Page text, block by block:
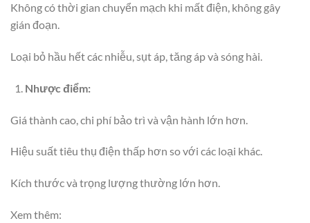
Không có thời gian chuyển mạch khi mất điện, không gây
gián đoạn.
Loại bỏ hầu hết các nhiễu, sụt áp, tăng áp và sóng hài.
Nhược điểm:
Giá thành cao, chi phí bảo trì và vận hành lớn hơn.
Hiệu suất tiêu thụ điện thấp hơn so với các loại khác.
Kích thước và trọng lượng thường lớn hơn.
Xem thêm: